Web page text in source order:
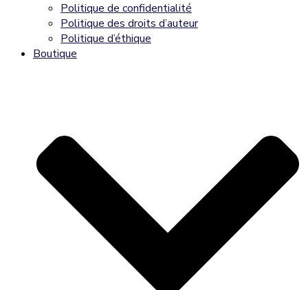
Politique de confidentialité
Politique des droits d’auteur
Politique d’éthique
Boutique